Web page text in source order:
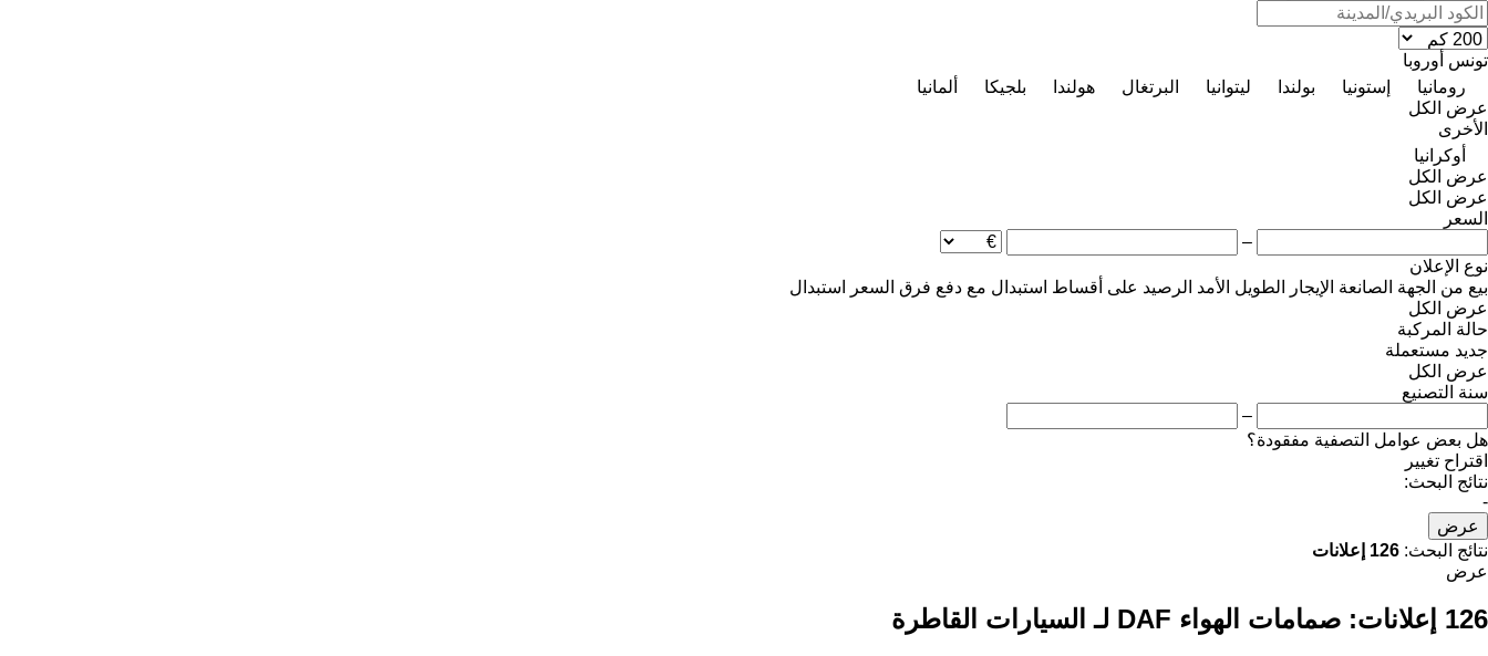
تونس أوروبا
رومانيا
إستونيا بولندا ليتوانيا البرتغال هولندا بلجيكا
ألمانيا
عرض الكل
الأخرى
أوكرانيا
عرض الكل
عرض الكل
السعر
–
نوع الإعلان
بيع من الجهة الصانعة الإيجار الطويل الأمد الرصيد على أقساط استبدال مع دفع فرق السعر
استبدال
عرض الكل
حالة المركبة
جديد مستعملة
عرض الكل
سنة التصنيع
–
هل بعض عوامل التصفية مفقودة؟
اقتراح تغيير
نتائج البحث:
-
عرض
نتائج البحث: 126 إعلانات
عرض
126 إعلانات: صمامات الهواء DAF لـ السيارات القاطرة